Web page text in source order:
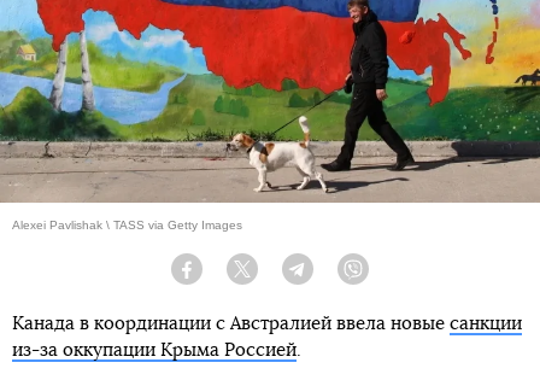
Alexei Pavlishak \ TASS via Getty Images
Facebook Twitter Telegram
Канада в координации с Австралией ввела новые санкции
из-за оккупации Крыма Россией